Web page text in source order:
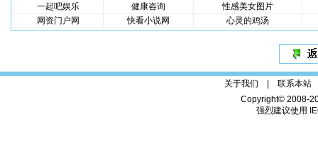
一起吧娱乐
健康咨询
性感美女图片
网资门户网
快看小说网 心灵的鸡汤
关于我们 | 联系本站
Copyright© 2008-
强烈建议使用